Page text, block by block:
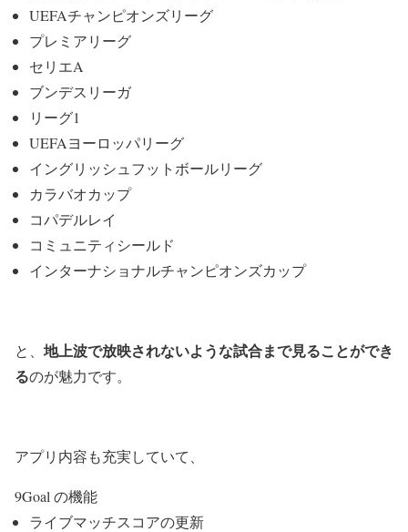
UEFAチャンピオンズリーグ
プレミアリーグ
セリエA
ブンデスリーガ
リーグ1
UEFAヨーロッパリーグ
イングリッシュフットボールリーグ
カラバオカップ
コパデルレイ
コミュニティシールド
インターナショナルチャンピオンズカップ
と、 地上波で放映されないような試合まで見ることができ
るのが魅力です。
アプリ内容も充実していて、
9Goal の機能
ライブマッチスコアの更新